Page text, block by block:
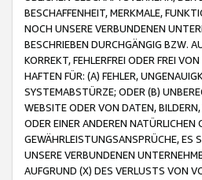
BESCHAFFENHEIT, MERKMALE,
NOCH UNSERE VERBUNDENEN
BESCHRIEBEN DURCHGÄNGIG BZW.
KORREKT, FEHLERFREI ODER FREI
HAFTEN FÜR: (A) FEHLER,
SYSTEMABSTÜRZE; ODER (B)
WEBSITE ODER VON DATEN,
ODER EINER ANDEREN
GEWÄHRLEISTUNGSANSPRÜCHE, ES
UNSERE VERBUNDENEN
AUFGRUND (X) DES VERLUSTS VON